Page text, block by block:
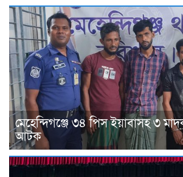
মেহেন্দিগঞ্জে ৩৪ পিস ইয়াবাসহ ৩
আটক